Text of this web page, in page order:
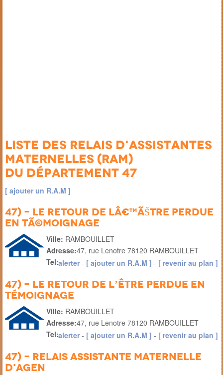
Liste des Relais d'Assistantes
Maternelles (RAM)
du département 47
[ ajouter un R.A.M ]
47) - le retour de lâ€™ÃŠtre perdue
en tÃ©moignage
Ville: RAMBOUILLET
Adresse:47, rue Lenotre 78120 RAMBOUILLET
Tel:alerter - [ ajouter un R.A.M ] - [ revenir au plan ]
47) - le retour de l’Être perdue en
témoignage
Ville: RAMBOUILLET
Adresse:47, rue Lenotre 78120 RAMBOUILLET
Tel:alerter - [ ajouter un R.A.M ] - [ revenir au plan ]
47) - relais assistante maternelle
d'agen